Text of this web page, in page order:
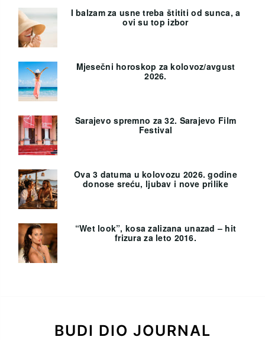
I balzam za usne treba štititi od sunca, a
ovi su top izbor
Mjesečni horoskop za kolovoz/avgust
2026.
Sarajevo spremno za 32. Sarajevo Film
Festival
Ova 3 datuma u kolovozu 2026. godine
donose sreću, ljubav i nove prilike
“Wet look”, kosa zalizana unazad – hit
frizura za leto 2016.
BUDI DIO JOURNAL